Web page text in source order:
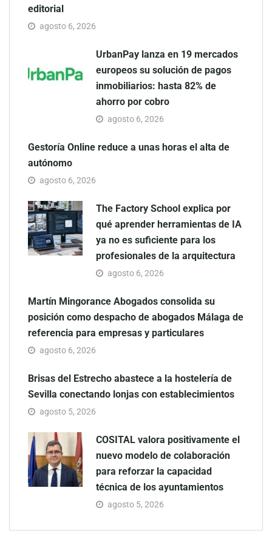
editorial
agosto 6, 2026
UrbanPay lanza en 19 mercados
europeos su solución de pagos
inmobiliarios: hasta 82% de
ahorro por cobro
agosto 6, 2026
Gestoría Online reduce a unas horas el alta de
autónomo
agosto 6, 2026
The Factory School explica por
qué aprender herramientas de IA
ya no es suficiente para los
profesionales de la arquitectura
agosto 6, 2026
Martín Mingorance Abogados consolida su
posición como despacho de abogados Málaga de
referencia para empresas y particulares
agosto 6, 2026
Brisas del Estrecho abastece a la hostelería de
Sevilla conectando lonjas con establecimientos
agosto 5, 2026
COSITAL valora positivamente el
nuevo modelo de colaboración
para reforzar la capacidad
técnica de los ayuntamientos
agosto 5, 2026